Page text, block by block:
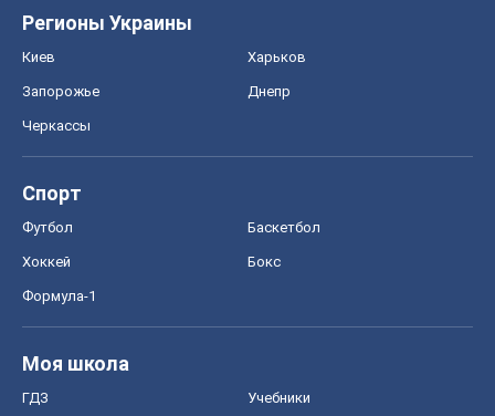
Регионы Украины
Киев Харьков
Запорожье Днепр
Черкассы
Спорт
Футбол Баскетбол
Хоккей Бокс
Формула-1
Моя школа
ГДЗ Учебники